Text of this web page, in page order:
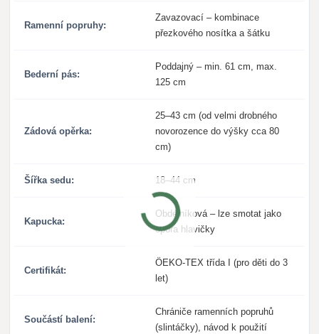
Ramenní popruhy:
Zavazovací – kombinace
přezkového nosítka a šátku
Bederní pás:
Poddajný – min. 61 cm, max.
125 cm
Zádová opěrka:
25–43 cm (od velmi drobného
novorozence do výšky cca 80
cm)
Šířka sedu: 18–44 cm
Kapucka:
Obdélníková – lze smotat jako
opora hlavičky
Certifikát:
ÖEKO-TEX třída I (pro děti do 3
let)
Součástí balení:
Chrániče ramenních popruhů
(slintáčky), návod k použití